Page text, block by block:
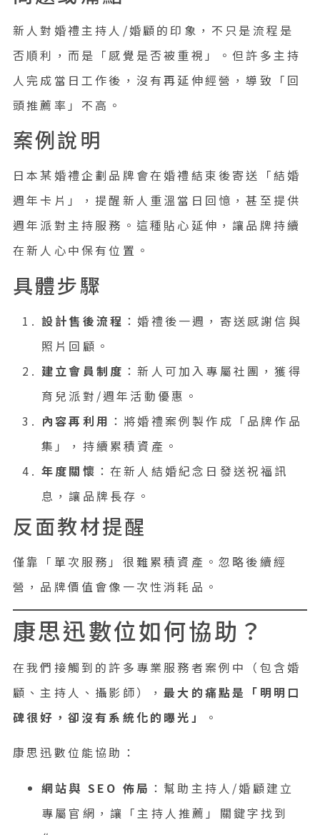
新人對婚禮主持人/婚顧的印象，不只是流程是
否順利，而是「感覺是否被重視」。但許多主持
人完成當日工作後，沒有再延伸經營，導致「回
頭推薦率」不高。
案例說明
日本某婚禮企劃品牌會在婚禮結束後寄送「結婚
週年卡片」，提醒新人重溫當日回憶，甚至提供
週年派對主持服務。這種貼心延伸，讓品牌持續
在新人心中保有位置。
具體步驟
設計售後流程 ：婚禮後一週，寄送感謝信與
照片回顧。
建立會員制度 ：新人可加入專屬社團，獲得
育兒派對/週年活動優惠。
內容再利用 ：將婚禮案例製作成「品牌作品
集」，持續累積資產。
年度關懷 ：在新人結婚紀念日發送祝福訊
息，讓品牌長存。
反面教材提醒
僅靠「單次服務」很難累積資產。忽略後續經
營，品牌價值會像一次性消耗品。
康思迅數位如何協助？
在我們接觸到的許多專業服務者案例中（包含婚
顧、主持人、攝影師），最大的痛點是「明明口
碑很好，卻沒有系統化的曝光」
。
康思迅數位能協助：
網站與 SEO 佈局 ：幫助主持人/婚顧建立
專屬官網，讓「主持人推薦」關鍵字找到